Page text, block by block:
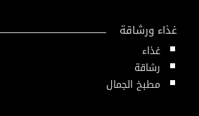
غذاء ورشاقة
غذاء
رشاقة
مطبخ الجمال